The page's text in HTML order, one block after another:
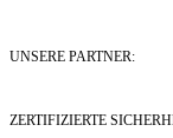
UNSERE PARTNER:
ZERTIFIZIERTE